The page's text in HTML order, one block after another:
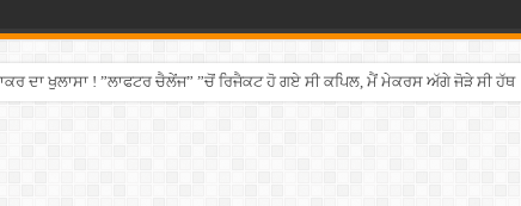
ਦਾ ਖੁਲਾਸਾ ! ”ਲਾਫਟਰ ਚੈਲੇਂਜ” ”ਚੋਂ ਰਿਜੈਕਟ ਹੋ ਗਏ ਸੀ ਕਪਿਲ, ਮੈਂ ਮੇਕਰਸ ਅੱਗੇ ਜੋੜੇ ਸੀ ਹੱਥ